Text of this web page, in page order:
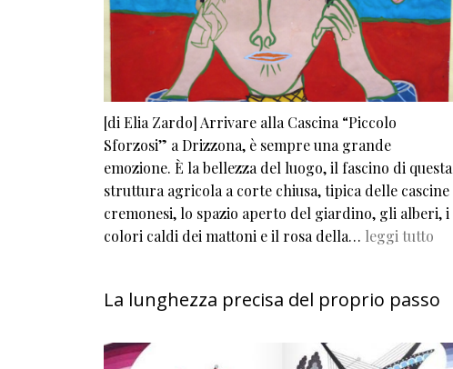
[di Elia Zardo] Arrivare alla Cascina “Piccolo
Sforzosi” a Drizzona, è sempre una grande
emozione. È la bellezza del luogo, il fascino di questa
struttura agricola a corte chiusa, tipica delle cascine
cremonesi, lo spazio aperto del giardino, gli alberi, i
colori caldi dei mattoni e il rosa della… leggi tutto
La lunghezza precisa del proprio passo